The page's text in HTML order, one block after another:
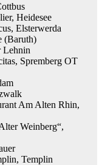
Heidesee
Elsterwerda
(Baruth)
Lehnin
Spremberg OT
Am Alten Rhin,
Weinberg“,
Templin